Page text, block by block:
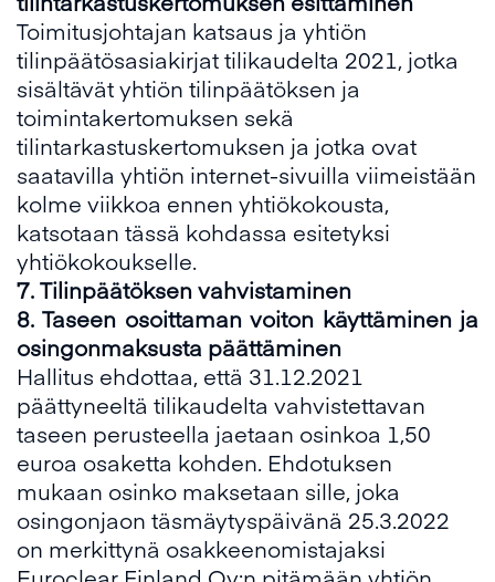
Toimitusjohtajan katsaus ja yhtiön
tilinpäätösasiakirjat tilikaudelta 2021, jotka
sisältävät yhtiön tilinpäätöksen ja
toimintakertomuksen sekä
tilintarkastuskertomuksen ja jotka ovat
saatavilla yhtiön internet-sivuilla viimeistään
kolme viikkoa ennen yhtiökokousta,
katsotaan tässä kohdassa esitetyksi
yhtiökokoukselle.
7.Tilinpäätöksen vahvistaminen
8.Taseen osoittaman voiton käyttäminen ja
osingonmaksusta päättäminen
Hallitus ehdottaa, että 31.12.2021
päättyneeltä tilikaudelta vahvistettavan
taseen perusteella jaetaan osinkoa 1,50
euroa osaketta kohden. Ehdotuksen
mukaan osinko maksetaan sille, joka
osingonjaon täsmäytyspäivänä 25.3.2022
on merkittynä osakkeenomistajaksi